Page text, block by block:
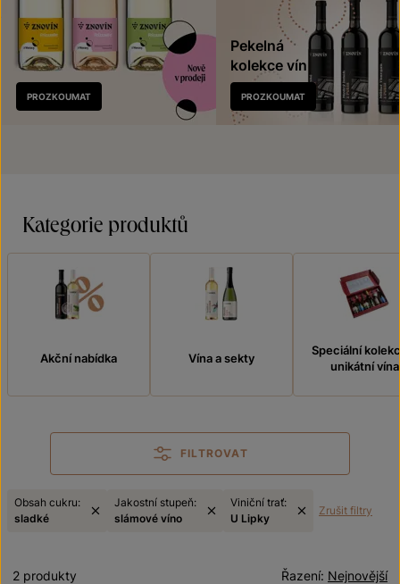
Nově
v prodeji
PROZKOUMAT
Pekelná
kolekce vín
PROZKOUMAT
Kategorie produktů
Akční nabídka Vína a sekty
Speciální
unikátní vína
FILTROVAT
Obsah cukru:
sladké
Jakostní stupeň:
slámové víno
Viniční trať:
U Lipky
Zrušit filtry
Nejnovější
Řazení:
2 produkty